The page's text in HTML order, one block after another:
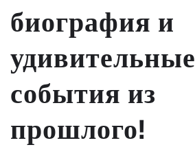
биография и
удивительные
события из
прошлого!